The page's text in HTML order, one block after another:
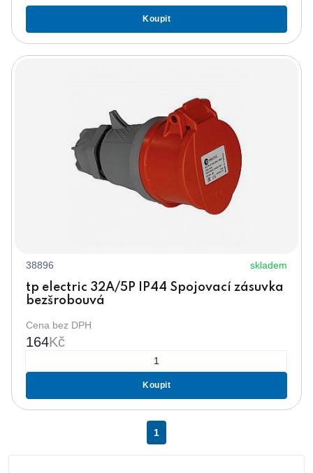
Koupit
38896 skladem
tp electric 32A/5P IP44 Spojovací zásuvka
bezšrobouvá
Cena bez DPH
164Kč
Koupit
1